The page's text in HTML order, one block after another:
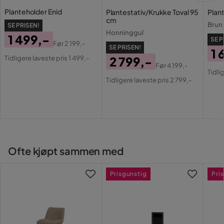
Planteholder Enid
SE PRISEN!
Pris
1 499,-
Original
Før2 199,-
Tidligere laveste pris 1 499,-
Plantestativ/Krukke Toval 95
cm
Honninggul
SE PRISEN!
Pris
2 799,-
Original
Før4 199,-
Tidligere laveste pris 2 799,-
Brun
SE
1
Ofte kjøpt sammen med
Prisgunstig